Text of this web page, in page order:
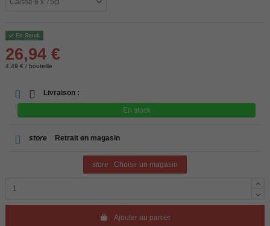
En Stock
26,94 €
4,49 € / bouteille
Livraison :
En stock
store Retrait en magasin
store Choisir un magasin
Ajouter au panier